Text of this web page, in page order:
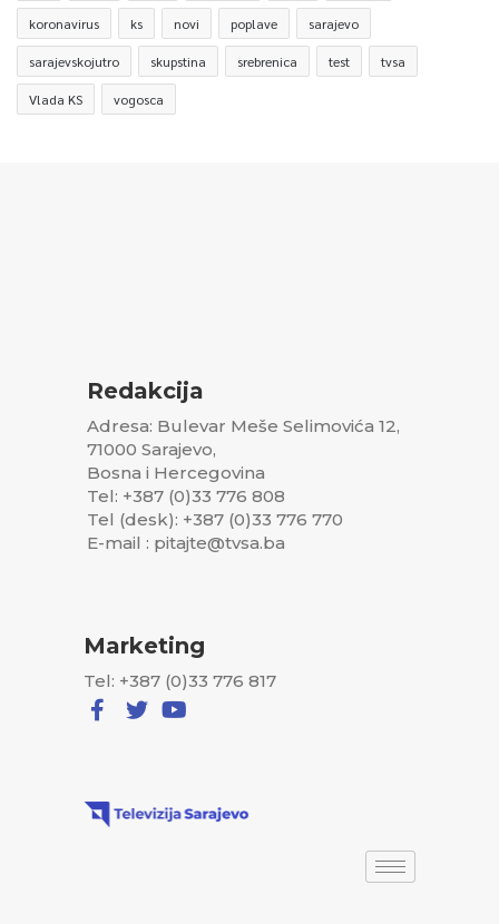
koronavirus ks novi poplave sarajevo
sarajevskojutro skupstina srebrenica test tvsa
Vlada KS vogosca
Redakcija
Adresa: Bulevar Meše Selimovića 12,
71000 Sarajevo,
Bosna i Hercegovina
Tel: +387 (0)33 776 808
Tel (desk): +387 (0)33 776 770
E-mail : pitajte@tvsa.ba
Marketing
Tel: +387 (0)33 776 817